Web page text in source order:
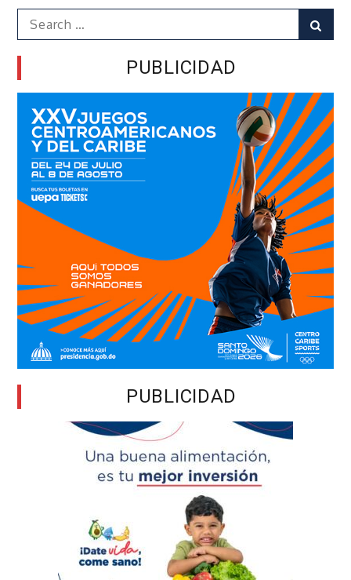
el
primar
partidaria
entradas
Search
for:
PUBLICIDAD
PUBLICIDAD